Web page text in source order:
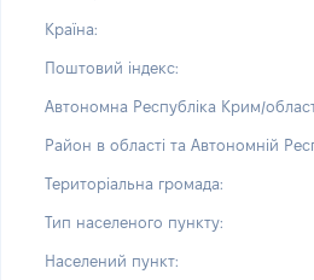
Країна:
Поштовий індекс:
Автономна Республіка Крим/
Район в області та Автономній
Територіальна громада:
Тип населеного пункту:
Населений пункт: